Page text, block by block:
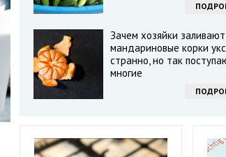
Зачем хозяйки заливают
мандариновые корки
странно, но так
многие